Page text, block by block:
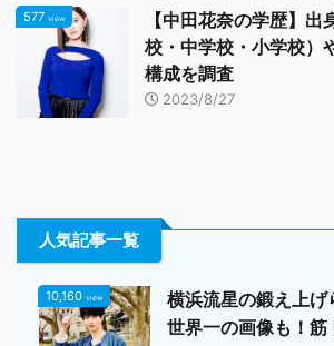
577 view
【中田花奈の学歴】出
校・中学校・小学校）
構成を調査
2023/8/27
人気記事一覧
10,160 view
横浜流星の鍛え上げ
世界一の画像も！筋